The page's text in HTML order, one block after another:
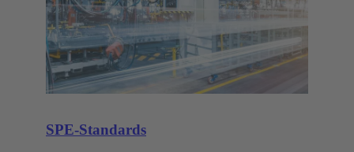
SPE-Standards